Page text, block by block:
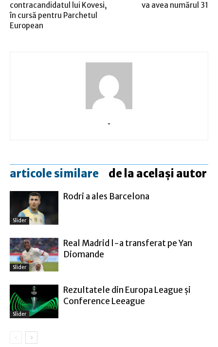
contracandidatul lui Kovesi,
în cursă pentru Parchetul
European
va avea numărul 31
-
articole similare de la același autor
Slider
Rodri a ales Barcelona
Slider
Real Madrid l-a transferat pe Yan
Diomande
Slider
Rezultatele din Europa League şi
Conference Leeague